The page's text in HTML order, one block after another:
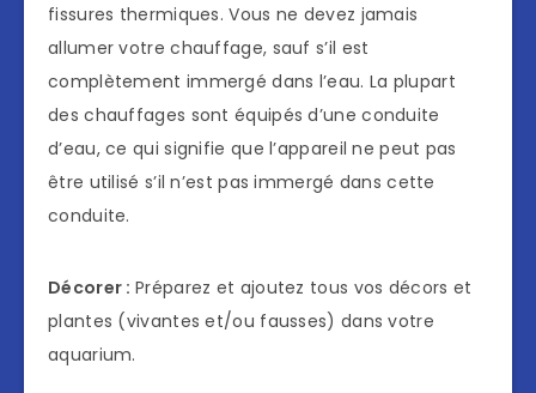
fissures thermiques. Vous ne devez jamais
allumer votre chauffage, sauf s’il est
complètement immergé dans l’eau. La plupart
des chauffages sont équipés d’une conduite
d’eau, ce qui signifie que l’appareil ne peut pas
être utilisé s’il n’est pas immergé dans cette
conduite.
Décorer : Préparez et ajoutez tous vos décors et
plantes (vivantes et/ou fausses) dans votre
aquarium.